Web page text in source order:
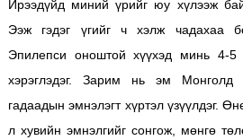
Ирээдүйд миний үрийг юу хүлээж
Ээж гэдэг үгийг ч хэлж чадахаа
Эпилепси оноштой хүүхэд минь 4-5
хэрэглэдэг. Зарим нь эм Монголд
гадаадын эмнэлэгт хүртэл үзүүлдэг.
л хувийн эмнэлгийг сонгож, мөнгө